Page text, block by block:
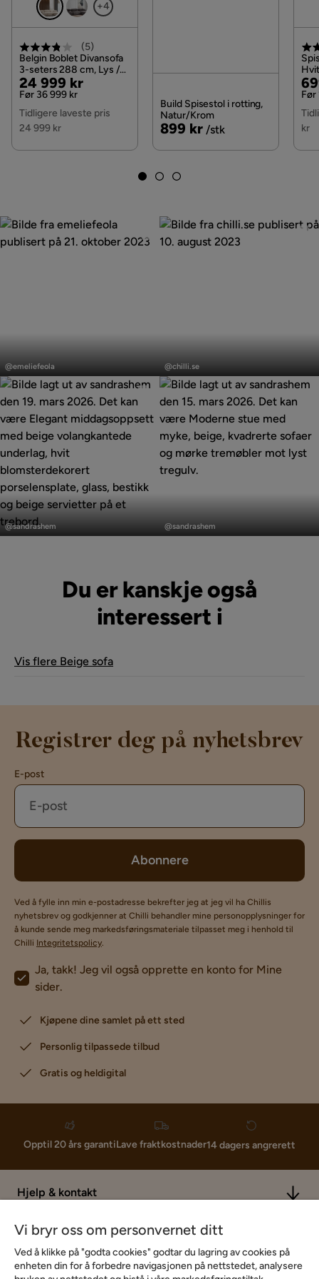
Fargenavn
Vaskbar
Elektrisk tilkobling
Nakkestøtte
Farge ben Svart
Krever montering
Form Rak
Serie Belgin
+4
(5)
Belgin Boblet Divansofa
3-seters 288 cm, Lys /
Beige
Pris
24 999 kr
Original
Pris
Før 36 999 kr
Tidligere laveste pris
24 999 kr
Build Spisestol i rotting,
Natur/Krom
Pris
899 kr /stk
Før
kr
publisert
av
@emeliefeola
publisert
av
@chilli.se
Innlegg
publisert
@sandrashem
publisert
@sandrashem
Du er kanskje også
interessert i
Vis flere Beige sofa
Registrer deg på nyhetsbrev
E-post
Abonnere
Ved å fylle inn min e-postadresse bekrefter jeg at jeg vil ha Chillis
nyhetsbrev og godkjenner at Chilli behandler mine personopplysninger for
å kunde sende meg markedsføringsmateriale tilpasset meg i henhold til
Chilli Integritetspolicy.
Ja, takk! Jeg vil også opprette en konto for Mine
sider.
Kjøpene dine samlet på ett sted
Personlig tilpassede tilbud
Gratis og heldigital
Opptil 20 års garantiLave fraktkostnader14 dagers angrerett
Hjelp & kontakt
Sortiment & tilbud
Vi bryr oss om personvernet ditt
Ved å klikke på "godta cookies" godtar du lagring av cookies på
enheten din for å forbedre navigasjonen på nettstedet, analysere